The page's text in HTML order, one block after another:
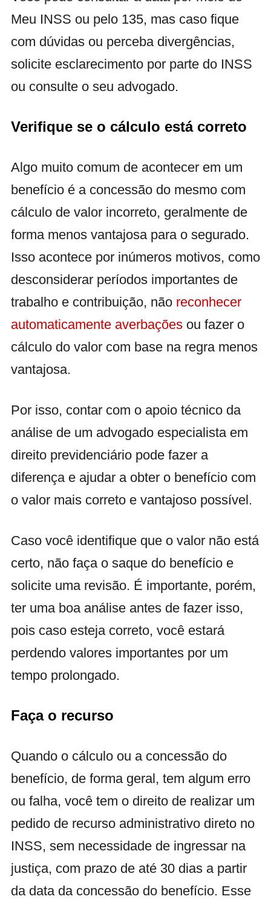
Meu INSS ou pelo 135, mas caso fique
com dúvidas ou perceba divergências,
solicite esclarecimento por parte do INSS
ou consulte o seu advogado.
Verifique se o cálculo está correto
Algo muito comum de acontecer em um
benefício é a concessão do mesmo com
cálculo de valor incorreto, geralmente de
forma menos vantajosa para o segurado.
Isso acontece por inúmeros motivos, como
desconsiderar períodos importantes de
trabalho e contribuição, não reconhecer
automaticamente averbações ou fazer o
cálculo do valor com base na regra menos
vantajosa.
Por isso, contar com o apoio técnico da
análise de um advogado especialista em
direito previdenciário pode fazer a
diferença e ajudar a obter o benefício com
o valor mais correto e vantajoso possível.
Caso você identifique que o valor não está
certo, não faça o saque do benefício e
solicite uma revisão. É importante, porém,
ter uma boa análise antes de fazer isso,
pois caso esteja correto, você estará
perdendo valores importantes por um
tempo prolongado.
Faça o recurso
Quando o cálculo ou a concessão do
benefício, de forma geral, tem algum erro
ou falha, você tem o direito de realizar um
pedido de recurso administrativo direto no
INSS, sem necessidade de ingressar na
justiça, com prazo de até 30 dias a partir
da data da concessão do benefício. Esse